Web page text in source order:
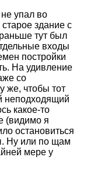
упал во
здание с
тут был
входы
постройки
На удивление
со
же, чтобы тот
неподходящий
какое-то
(видимо я
остановиться
Ну или по щам
мере у